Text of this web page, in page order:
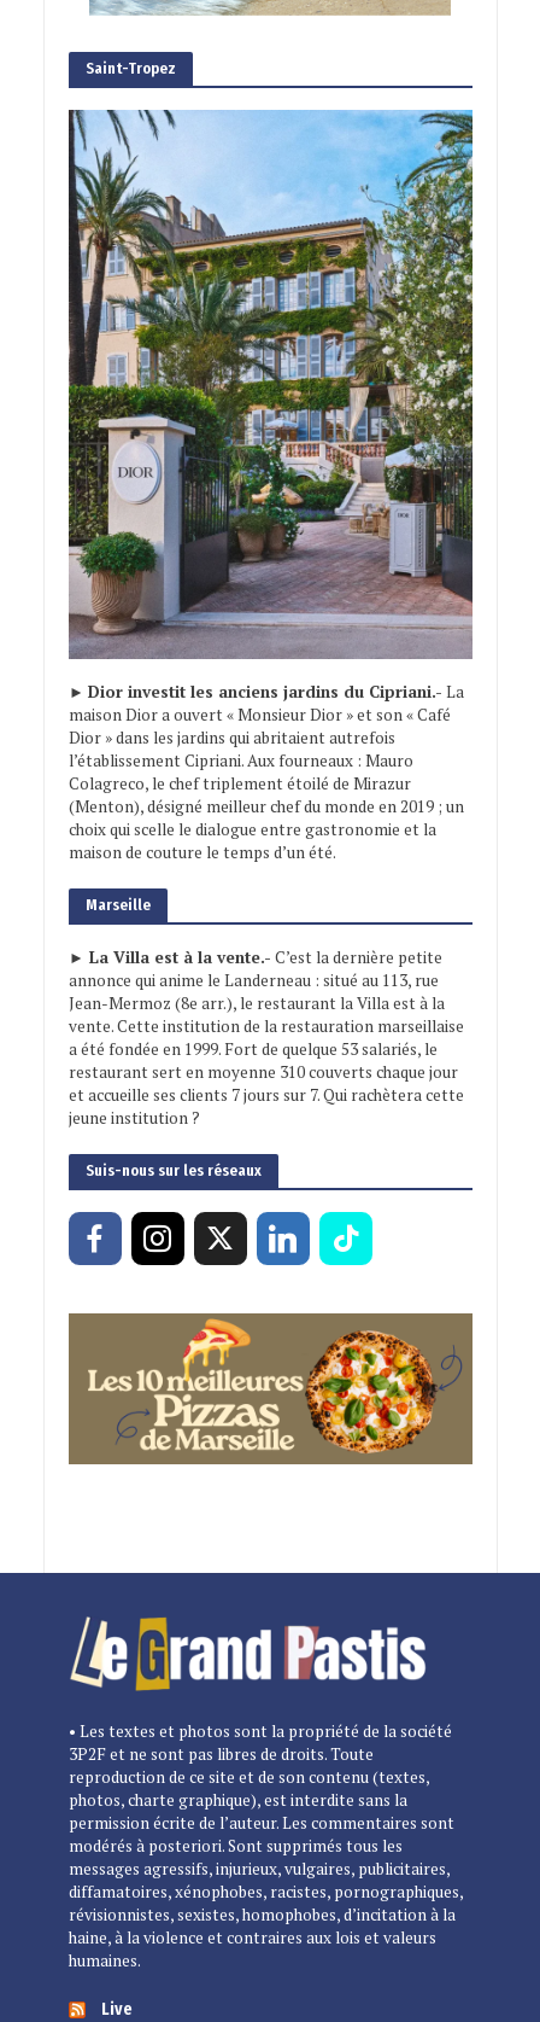
Saint-Tropez
► Dior investit les anciens jardins du Cipriani.- La
maison Dior a ouvert « Monsieur Dior » et son « Café
Dior » dans les jardins qui abritaient autrefois
l’établissement Cipriani. Aux fourneaux : Mauro
Colagreco, le chef triplement étoilé de Mirazur
(Menton), désigné meilleur chef du monde en 2019 ; un
choix qui scelle le dialogue entre gastronomie et la
maison de couture le temps d’un été.
Marseille
► La Villa est à la vente.- C’est la dernière petite
annonce qui anime le Landerneau : situé au 113, rue
Jean-Mermoz (8e arr.), le restaurant la Villa est à la
vente. Cette institution de la restauration marseillaise
a été fondée en 1999. Fort de quelque 53 salariés, le
restaurant sert en moyenne 310 couverts chaque jour
et accueille ses clients 7 jours sur 7. Qui rachètera cette
jeune institution ?
Suis-nous sur les réseaux
• Les textes et photos sont la propriété de la société
3P2F et ne sont pas libres de droits. Toute
reproduction de ce site et de son contenu (textes,
photos, charte graphique), est interdite sans la
permission écrite de l’auteur. Les commentaires sont
modérés à posteriori. Sont supprimés tous les
messages agressifs, injurieux, vulgaires, publicitaires,
diffamatoires, xénophobes, racistes, pornographiques,
révisionnistes, sexistes, homophobes, d’incitation à la
haine, à la violence et contraires aux lois et valeurs
humaines.
Live